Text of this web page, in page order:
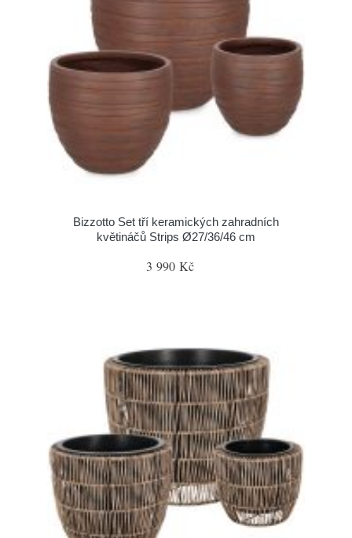
Bizzotto Set tří keramických zahradních
květináčů Strips Ø27/36/46 cm
3 990 Kč